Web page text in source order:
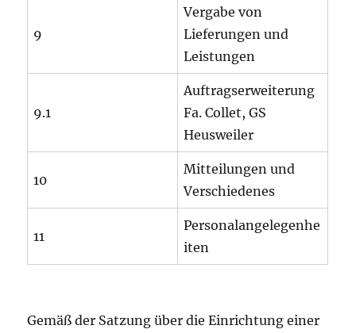
9
Vergabe von
Lieferungen und
Leistungen
9.1
Auftragserweiterung
Fa. Collet, GS
Heusweiler
10
Mitteilungen und
Verschiedenes
11
Personalangelegenhe
iten
Gemäß der Satzung über die Einrichtung einer